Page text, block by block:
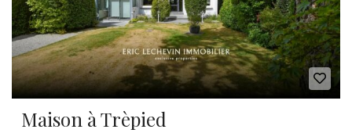
Maison à Trèpied